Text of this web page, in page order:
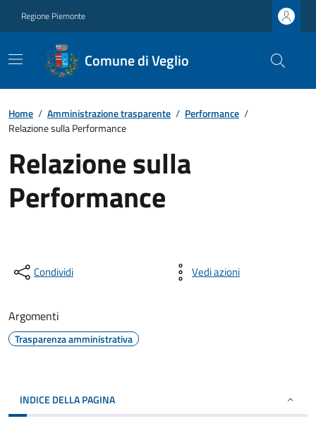
Regione Piemonte
Comune di Veglio
Home / Amministrazione trasparente / Performance /
Relazione sulla Performance
Relazione sulla
Performance
Condividi Vedi azioni
Argomenti
Trasparenza amministrativa
INDICE DELLA PAGINA